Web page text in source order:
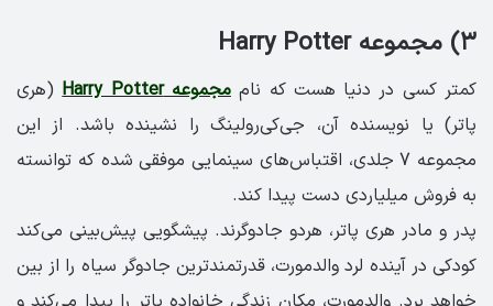
۳) مجموعه Harry Potter
کمتر کسی در دنیا هست که ناممجموعه Harry Potter
(هری
پاتر) یا نویسنده آن، جی‌کی‌رولینگ را نشینده باشد. از این
مجموعه 7 جلدی، اقتباس‌های سینمایی موفقی شده که توانسته
به فروش میلیاردی دست پیدا کند.
پدر و مادر هری پاتر، هردو جادوگرند. پیشگویی پیش‌بینی می‌کند
کودکی در آینده لرد والدمورت، قدرتمندترین جادوگر سیاه را از بین